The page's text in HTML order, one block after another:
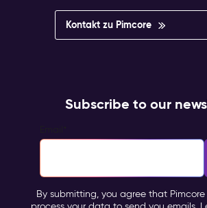
Kontakt zu Pimcore
Subscribe to our
By submitting, you agree that